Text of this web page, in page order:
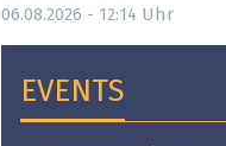
06.08.2026 - 12:14 Uhr
EVENTS